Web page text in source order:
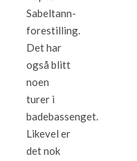
Sabeltann-
forestilling.
Det har
også blitt
noen
turer i
badebassenget.
Likevel er
det nok